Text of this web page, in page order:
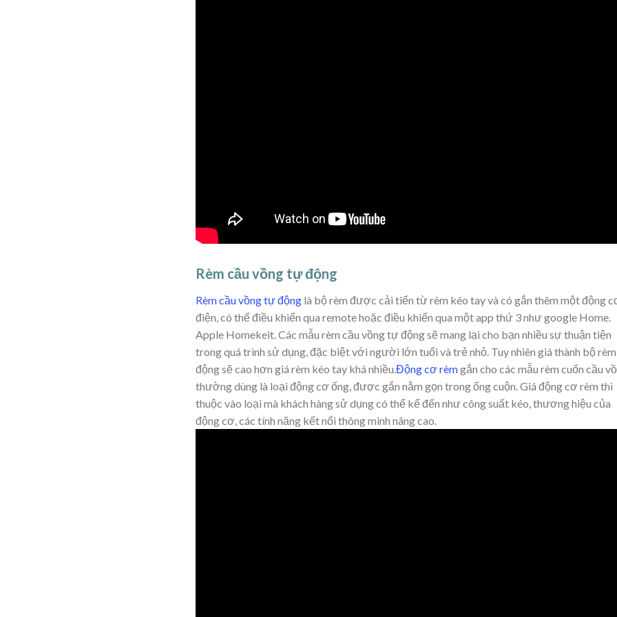
Rèm cầu vồng tự động
Rèm cầu vồng tự động là bộ rèm được cải tiến từ rèm kéo tay và có gắn thêm một động
điện, có thể điều khiển qua remote hoặc điều khiển qua một app thứ 3 như google Home.
Apple Homekeit. Các mẫu rèm cầu vồng tự động sẽ mang lại cho bạn nhiều sự thuận tiện
trong quá trình sử dụng, đặc biệt với người lớn tuổi và trẻ nhỏ. Tuy nhiên giá thành bộ
động sẽ cao hơn giá rèm kéo tay khá nhiều.Động cơ rèmgắn cho các mẫu rèm cuốn cầu
thường dùng là loại động cơ ống, được gắn nằm gọn trong ống cuộn. Giá động cơ rèm thì
thuộc vào loại mà khách hàng sử dụng có thể kể đến như công suất kéo, thương hiệu của
động cơ, các tính năng kết nối thông minh nâng cao.